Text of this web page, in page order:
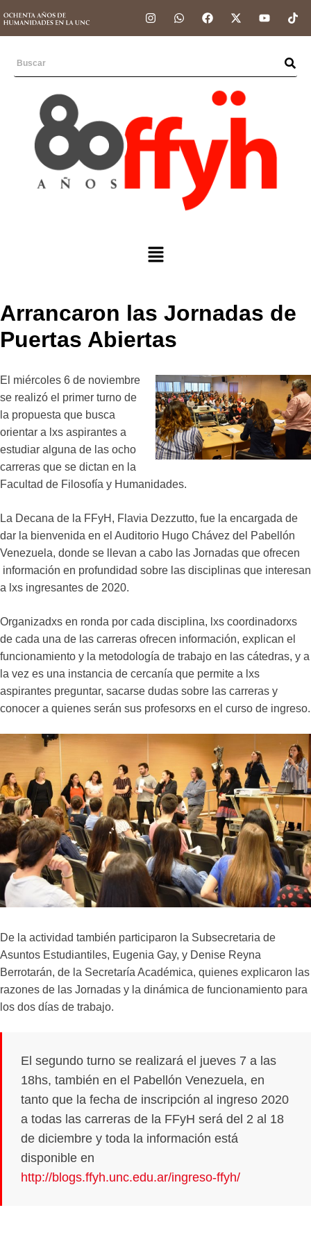
Arrancaron las Jornadas de
Puertas Abiertas
El miércoles 6 de noviembre
se realizó el primer turno de
la propuesta que busca
orientar a lxs aspirantes a
estudiar alguna de las ocho
carreras que se dictan en la
Facultad de Filosofía y Humanidades.
La Decana de la FFyH, Flavia Dezzutto, fue la encargada de
dar la bienvenida en el Auditorio Hugo Chávez del Pabellón
Venezuela, donde se llevan a cabo las Jornadas que ofrecen
información en profundidad sobre las disciplinas que interesan
a lxs ingresantes de 2020.
Organizadxs en ronda por cada disciplina, lxs coordinadorxs
de cada una de las carreras ofrecen información, explican el
funcionamiento y la metodología de trabajo en las cátedras, y a
la vez es una instancia de cercanía que permite a lxs
aspirantes preguntar, sacarse dudas sobre las carreras y
conocer a quienes serán sus profesorxs en el curso de ingreso.
De la actividad también participaron la Subsecretaria de
Asuntos Estudiantiles, Eugenia Gay, y Denise Reyna
Berrotarán, de la Secretaría Académica, quienes explicaron las
razones de las Jornadas y la dinámica de funcionamiento para
los dos días de trabajo.
El segundo turno se realizará el jueves 7 a las
18hs, también en el Pabellón Venezuela, en
tanto que la fecha de inscripción al ingreso 2020
a todas las carreras de la FFyH será del 2 al 18
de diciembre y toda la información está
disponible en
http://blogs.ffyh.unc.edu.ar/ingreso-ffyh/